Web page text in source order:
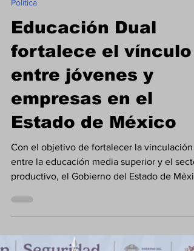
Sinergia TV
26 jun
2 min de lectura
Política
Educación Dual
fortalece el vínculo
entre jóvenes y
empresas en el
Estado de México
Con el objetivo de fortalecer la vinculación
entre la educación media superior y el
llevó a cabo la Feria Emprende-Dual ED•26